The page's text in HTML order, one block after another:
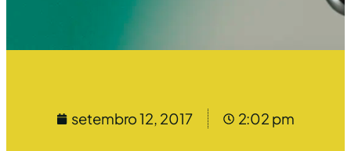
setembro 12, 2017 2:02 pm